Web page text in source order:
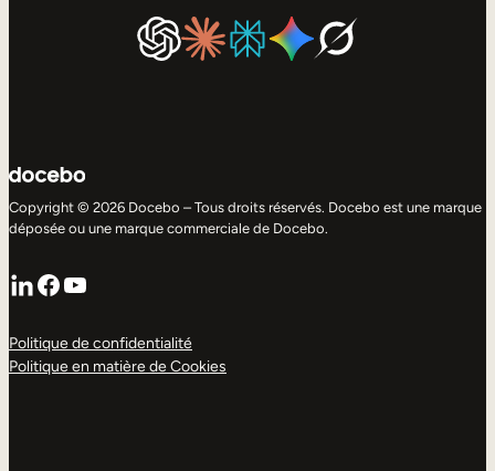
Copyright © 2026 Docebo – Tous droits réservés. Docebo est une marque
déposée ou une marque commerciale de Docebo.
LinkedIn
Facebook
YouTube
Politique de confidentialité
Politique en matière de Cookies